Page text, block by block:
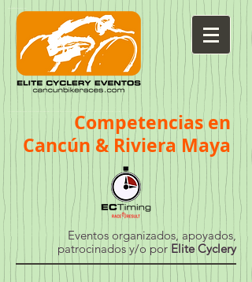
Competenciasen
Cancún & Riviera Maya
Eventos organizados, apoyados,
patrocinados y/o por Elite Cyclery